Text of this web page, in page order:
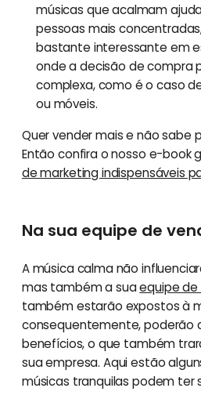
músicas que acalmam
pessoas mais
bastante interessante em
onde a decisão de compra
complexa, como é o caso
ou móveis.
Quer vender mais e não sabe
Então confira o nosso e-book
de marketing indispensáveis
Na sua equipe de
A música calma não
mas também a suaequipe de
também estarão expostos à
consequentemente, poderão
benefícios, o que também
sua empresa. Aqui estão
músicas tranquilas podem ter